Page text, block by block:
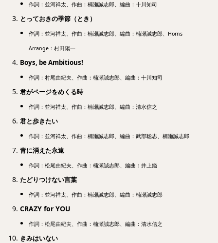
作詞：並河祥太、作曲：楠瀬誠志郎、編曲：十川知司
とっておきの季節（とき）
作詞：並河祥太、作曲：楠瀬誠志郎、編曲：楠瀬誠志郎、Horns
Arrange：村田陽一
Boys, be Ambitious!
作詞：村尾由紀夫、作曲：楠瀬誠志郎、編曲：十川知司
君がページをめくる時
作詞：並河祥太、作曲：楠瀬誠志郎、編曲：清水信之
君と歩きたい
作詞：並河祥太、作曲：楠瀬誠志郎、編曲：武部聡志、楠瀬誠志郎
青に消えた永遠
作詞：松尾由紀夫、作曲：楠瀬誠志郎、編曲：井上鑑
たどりつけない言葉
作詞：並河祥太、作曲：楠瀬誠志郎、編曲：楠瀬誠志郎
CRAZY for YOU
作詞：松尾由紀夫、作曲：楠瀬誠志郎、編曲：清水信之
きみはいない